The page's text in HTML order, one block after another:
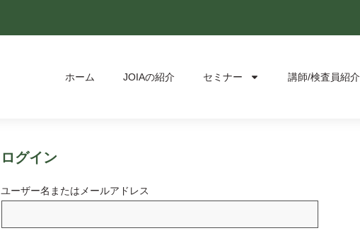
ホーム JOIAの紹介 セミナー 講師/検査員紹介
ログイン
ユーザー名またはメールアドレス